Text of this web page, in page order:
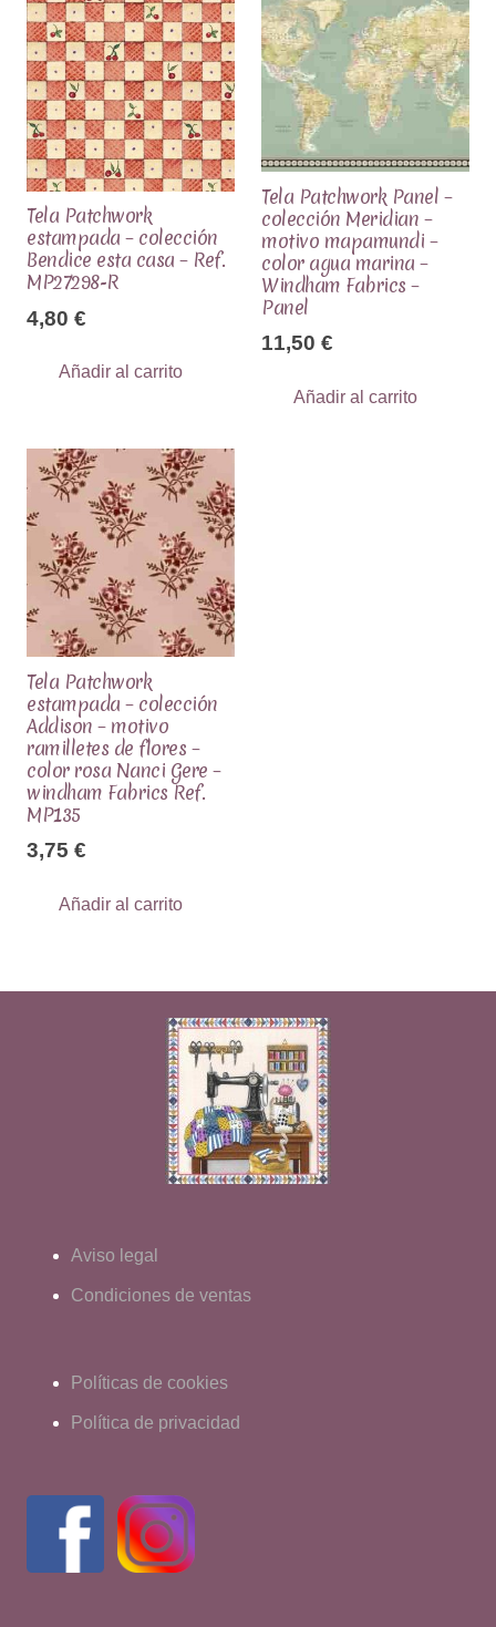
Tela Patchwork
estampada – colección
Bendice esta casa – Ref.
MP27298-R
4,80 €
Añadir al carrito
Tela Patchwork Panel –
colección Meridian –
motivo mapamundi –
color agua marina –
Windham Fabrics –
Panel
11,50 €
Añadir al carrito
Tela Patchwork
estampada – colección
Addison – motivo
ramilletes de flores –
color rosa Nanci Gere –
windham Fabrics Ref.
MP135
3,75 €
Añadir al carrito
Aviso legal
Condiciones de ventas
Políticas de cookies
Política de privacidad